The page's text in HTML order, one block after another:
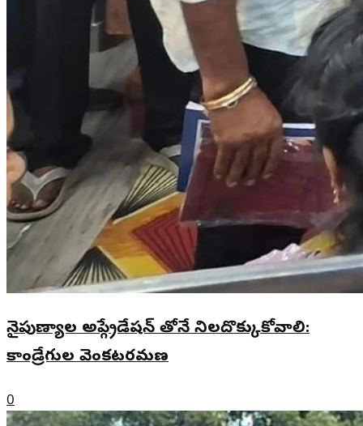
నైపుణ్యాల అప్గ్రేడేషన్ తోనే నిలదొక్కుకోవాలి:
కాండ్రేగుల వెంకటరమణ
0